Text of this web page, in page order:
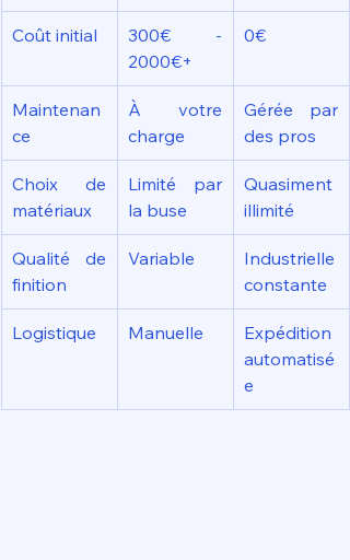
Coût initial
300€ -
2000€+
0€
Maintenan
ce
À votre
charge
Gérée par
des pros
Choix de
matériaux
Limité par
la buse
Quasiment
illimité
Qualité de
finition
Variable
Industrielle
constante
Logistique Manuelle
Expédition
automatisé
e